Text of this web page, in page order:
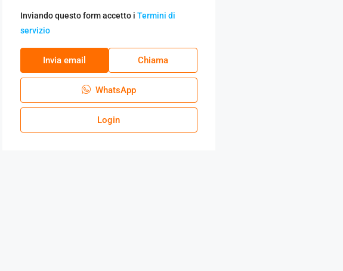
Inviando questo form accetto i Termini di
servizio
‏Invia email Chiama
WhatsApp
Login